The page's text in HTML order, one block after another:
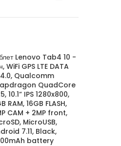
Lenovo Tab4 10 -
WiFi GPS LTE DATA
Qualcomm
QuadCore
10.1“ IPS 1280x800,
RAM, 16GB FLASH,
CAM + 2MP front,
MicroUSB,
7.11, Black,
battery